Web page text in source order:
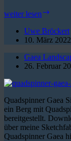
weiter lesen
Modell
erstellt.
Uwe Bröckert
10. März 2022
Gaea
26. Februar
Quadspinner Gaea
ein Berg mit
bereitgestellt.
über meine
Quadspinner Gaea